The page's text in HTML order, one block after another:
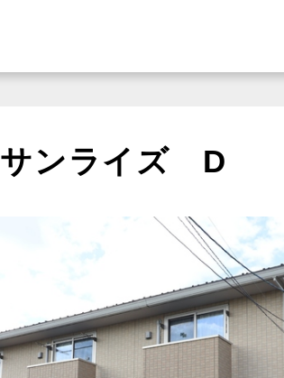
サンライズ D